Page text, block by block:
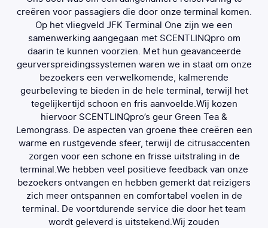
creëren voor passagiers die door onze terminal komen.
Op het vliegveld JFK Terminal One zijn we een
samenwerking aangegaan met SCENTLINQpro om
daarin te kunnen voorzien. Met hun geavanceerde
geurverspreidingssystemen waren we in staat om onze
bezoekers een verwelkomende, kalmerende
geurbeleving te bieden in de hele terminal, terwijl het
tegelijkertijd schoon en fris aanvoelde.Wij kozen
hiervoor SCENTLINQpro’s geur Green Tea &
Lemongrass. De aspecten van groene thee creëren een
warme en rustgevende sfeer, terwijl de citrusaccenten
zorgen voor een schone en frisse uitstraling in de
terminal.We hebben veel positieve feedback van onze
bezoekers ontvangen en hebben gemerkt dat reizigers
zich meer ontspannen en comfortabel voelen in de
terminal. De voortdurende service die door het team
wordt geleverd is uitstekend.Wij zouden